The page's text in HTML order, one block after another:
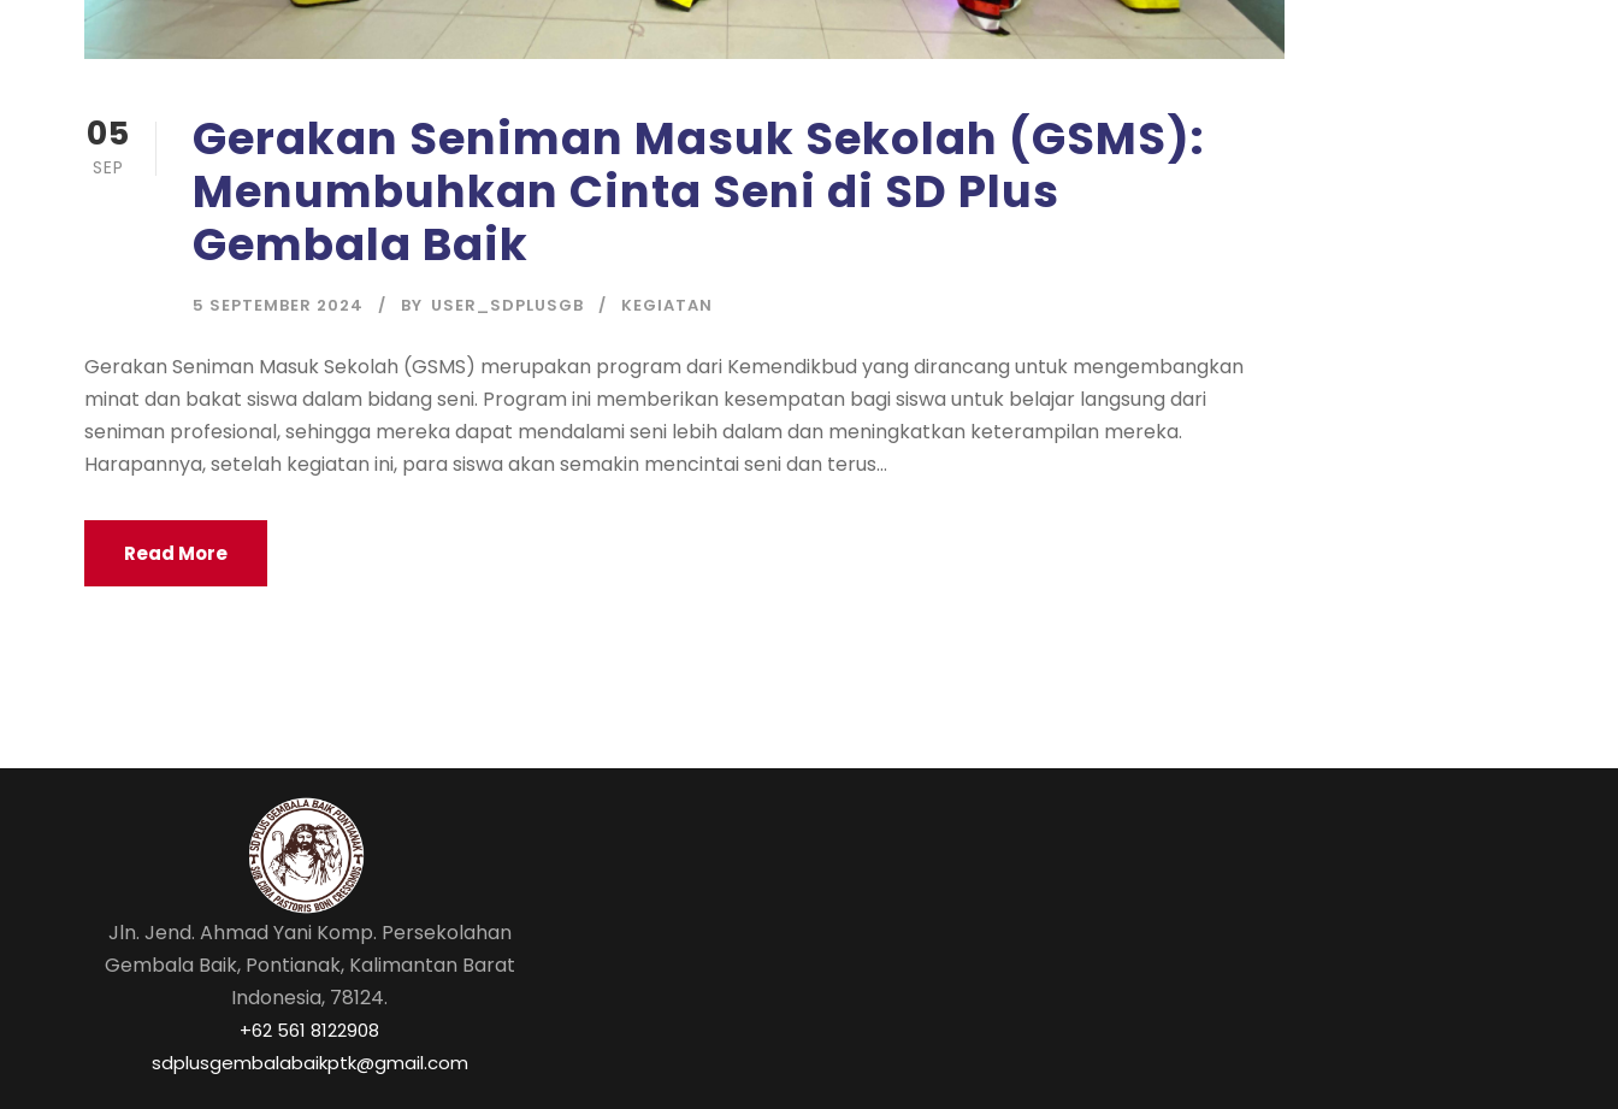
05
SEP
Gerakan Seniman Masuk Sekolah (GSMS):
Menumbuhkan Cinta Seni di SD Plus
Gembala Baik
5 SEPTEMBER 2024 BY USER_SDPLUSGB KEGIATAN
Gerakan Seniman Masuk Sekolah (GSMS) merupakan program dari Kemendikbud yang dirancang untuk mengembangkan
minat dan bakat siswa dalam bidang seni. Program ini memberikan kesempatan bagi siswa untuk belajar langsung dari
seniman profesional, sehingga mereka dapat mendalami seni lebih dalam dan meningkatkan keterampilan mereka.
Harapannya, setelah kegiatan ini, para siswa akan semakin mencintai seni dan terus...
Read More
Jln. Jend. Ahmad Yani Komp. Persekolahan
Gembala Baik, Pontianak, Kalimantan Barat
Indonesia, 78124.
‎+62 561 8122908
sdplusgembalabaikptk@gmail.com